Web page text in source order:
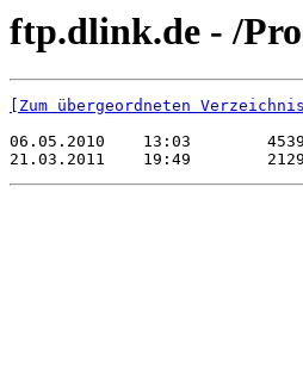
ftp.dlink.de - /
[Zum übergeordneten
06.05.2010    13:03
21.03.2011    19:49